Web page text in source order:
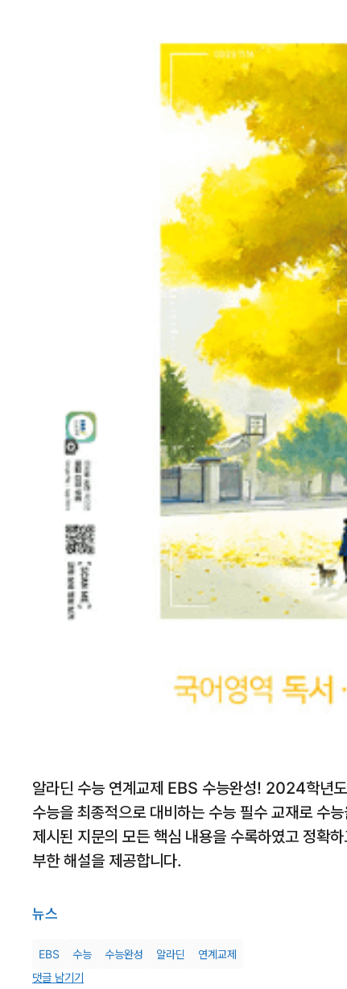
알라딘 수능 연계교제 EBS 수능완성! 2024학년
수능을 최종적으로 대비하는 수능 필수 교재로 수
제시된 지문의 모든 핵심 내용을 수록하였고 정확
부한 해설을 제공합니다.
뉴스
EBS 수능 수능완성 알라딘
연계교제
댓글 남기기